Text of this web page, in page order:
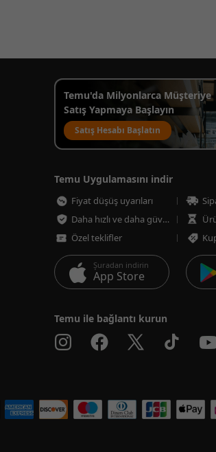
Temu'da Milyonlarca Müşteriye
Satış Yapmaya Başlayın
Satış Hesabı Başlatın
Temu Uygulamasını indir
Fiyat düşüş uyarıları
Daha hızlı ve daha güvenli ödeme
Özel teklifler
Şuradan indirin
App Store
Temu ile bağlantı kurun